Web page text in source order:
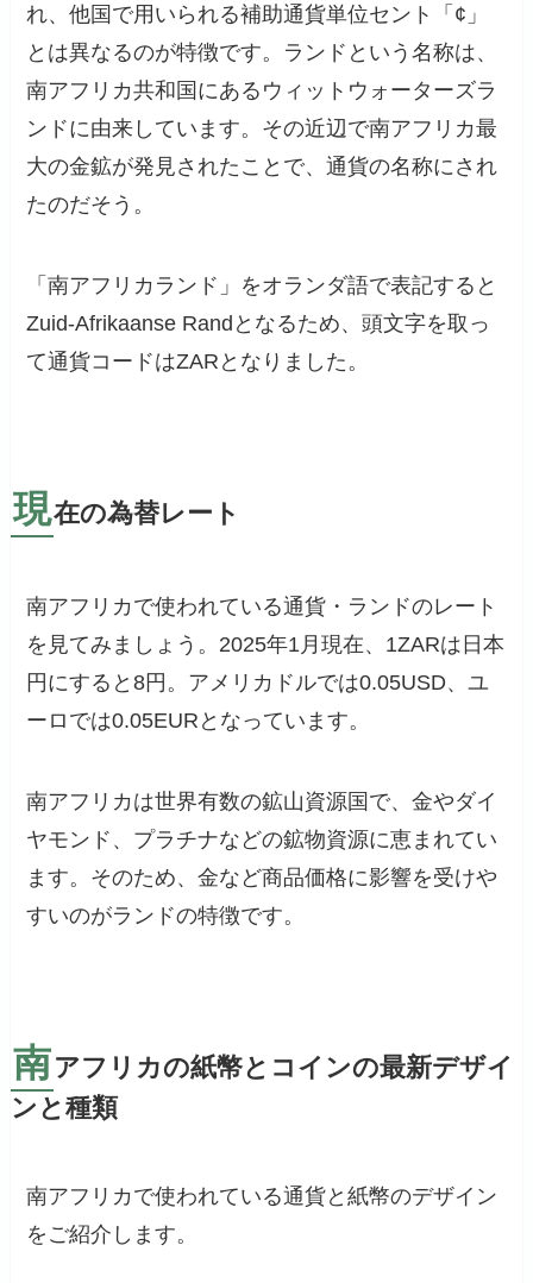
れ、他国で用いられる補助通貨単位セント「¢」
とは異なるのが特徴です。ランドという名称は、
南アフリカ共和国にあるウィットウォーターズラ
ンドに由来しています。その近辺で南アフリカ最
大の金鉱が発見されたことで、通貨の名称にされ
たのだそう。
「南アフリカランド」をオランダ語で表記すると
Zuid-Afrikaanse Randとなるため、頭文字を取っ
て通貨コードはZARとなりました。
現在の為替レート
南アフリカで使われている通貨・ランドのレート
を見てみましょう。2025年1月現在、1ZARは日本
円にすると8円。アメリカドルでは0.05USD、ユ
ーロでは0.05EURとなっています。
南アフリカは世界有数の鉱山資源国で、金やダイ
ヤモンド、プラチナなどの鉱物資源に恵まれてい
ます。そのため、金など商品価格に影響を受けや
すいのがランドの特徴です。
南アフリカの紙幣とコインの最新デザイ
ンと種類
南アフリカで使われている通貨と紙幣のデザイン
をご紹介します。